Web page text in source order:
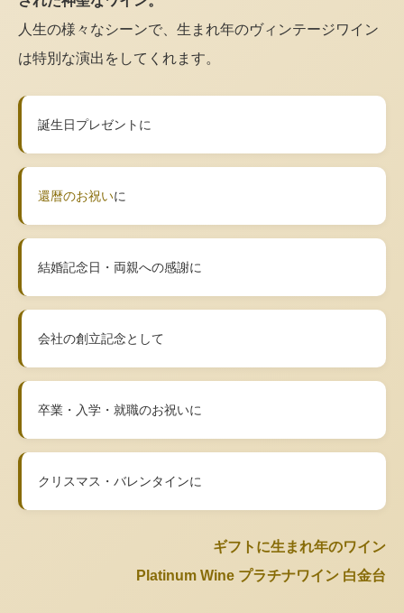
人生の様々なシーンで、生まれ年のヴィンテージワイン
は特別な演出をしてくれます。
誕生日プレゼントに
還暦のお祝いに
結婚記念日・両親への感謝に
会社の創立記念として
卒業・入学・就職のお祝いに
クリスマス・バレンタインに
ギフトに生まれ年のワイン
Platinum Wine プラチナワイン 白金台